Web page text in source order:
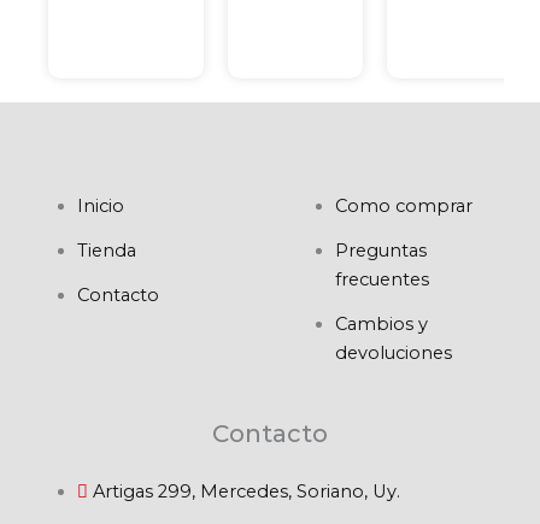
Inicio
Tienda
Contacto
Como comprar
Preguntas
frecuentes
Cambios y
devoluciones
Contacto
Artigas 299, Mercedes, Soriano, Uy.